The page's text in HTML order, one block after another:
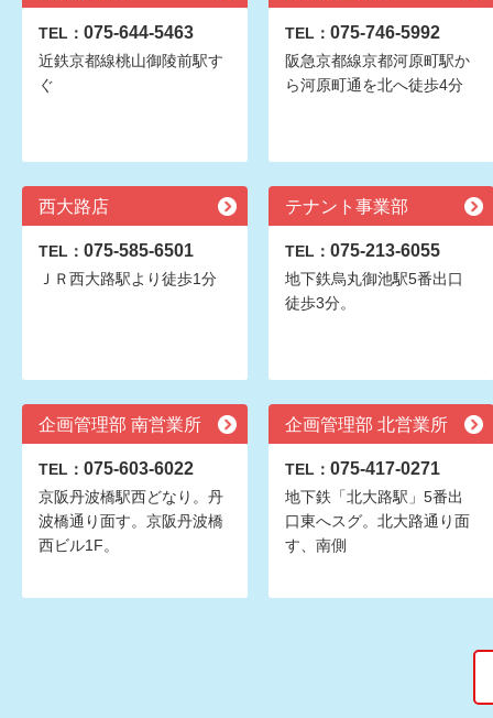
TEL： 075-644-5463
近鉄京都線桃山御陵前駅す
ぐ
TEL： 075-746-5992
阪急京都線京都河原町駅か
ら河原町通を北へ徒歩4分
西大路店
TEL： 075-585-6501
ＪＲ西大路駅より徒歩1分
テナント事業部
TEL： 075-213-6055
地下鉄烏丸御池駅5番出口
徒歩3分。
企画管理部 南営業所
TEL： 075-603-6022
京阪丹波橋駅西どなり。丹
波橋通り面す。京阪丹波橋
西ビル1F。
企画管理部 北営業所
TEL： 075-417-0271
地下鉄「北大路駅」5番出
口東へスグ。北大路通り面
す、南側